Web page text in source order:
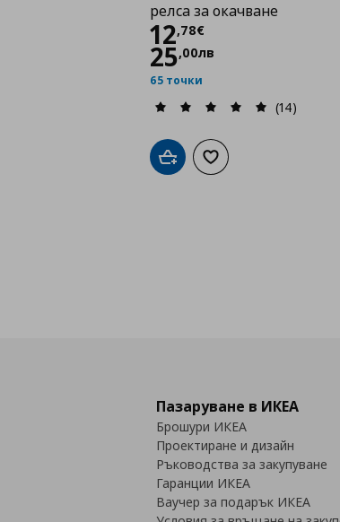
релса за окачване
12,78€
Цена
25,00лв
65 точки
(14)
Добави в кошницата
Добави към списъка
Пазаруване в ИКЕА
Брошури ИКЕА
Проектиране и дизайн
Ръководства за закупуване
Гаранции ИКЕА
Ваучер за подарък ИКЕА